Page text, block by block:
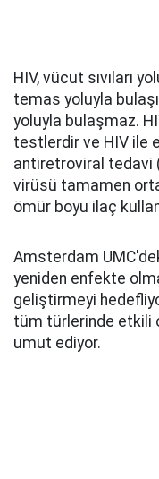
HIV, vücut sıvıları
temas yoluyla
yoluyla bulaşmaz.
testlerdir ve HIV ile
antiretroviral tedavi
virüsü tamamen
ömür boyu ilaç
Amsterdam
yeniden enfekte
geliştirmeyi
tüm türlerinde etkili
umut ediyor.